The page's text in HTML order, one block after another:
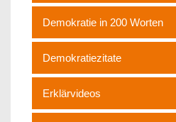
Demokratie in 200 Worten
Demokratiezitate
Erklärvideos